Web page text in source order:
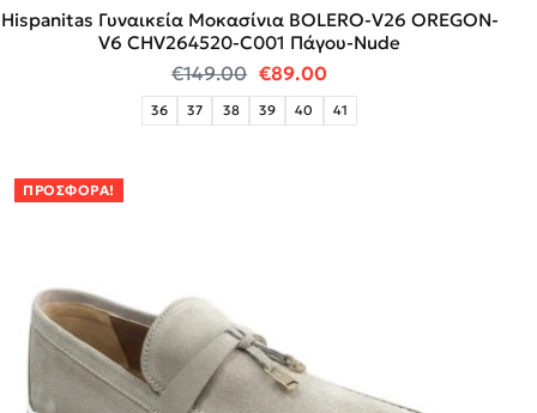
Hispanitas Γυναικεία Μοκασίνια BOLERO-V26 OREGON-
V6 CHV264520-C001 Πάγου-Nude
€149.00 Original price was: €149.00.
€89.00Η τρέχουσα τιμή
36 37 38 39 40 41
ΠΡΟΣΦΟΡΆ!